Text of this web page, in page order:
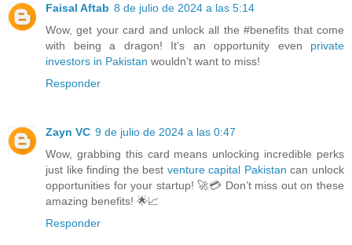
Faisal Aftab 8 de julio de 2024 a las 5:14
Wow, get your card and unlock all the #benefits that come
with being a dragon! It's an opportunity even private
investors in Pakistan wouldn't want to miss!
Responder
Zayn VC 9 de julio de 2024 a las 0:47
Wow, grabbing this card means unlocking incredible perks
just like finding the best venture capital Pakistan can unlock
opportunities for your startup! 🚀💳 Don’t miss out on these
amazing benefits! 🌟📈
Responder